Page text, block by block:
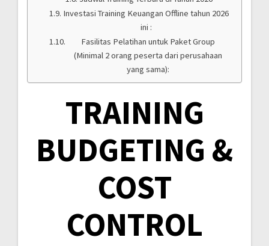
Investasi Training Keuangan Offline tahun 2026
ini :
Fasilitas Pelatihan untuk Paket Group
(Minimal 2 orang peserta dari perusahaan
yang sama):
TRAINING
BUDGETING &
COST
CONTROL